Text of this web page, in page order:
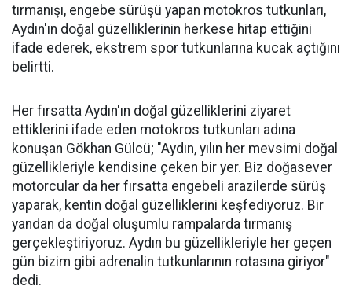
tırmanışı, engebe sürüşü yapan motokros tutkunları,
Aydın'ın doğal güzelliklerinin herkese hitap ettiğini
ifade ederek, ekstrem spor tutkunlarına kucak açtığını
belirtti.
Her fırsatta Aydın'ın doğal güzelliklerini ziyaret
ettiklerini ifade eden motokros tutkunları adına
konuşan Gökhan Gülcü; "Aydın, yılın her mevsimi doğal
güzellikleriyle kendisine çeken bir yer. Biz doğasever
motorcular da her fırsatta engebeli arazilerde sürüş
yaparak, kentin doğal güzelliklerini keşfediyoruz. Bir
yandan da doğal oluşumlu rampalarda tırmanış
gerçekleştiriyoruz. Aydın bu güzellikleriyle her geçen
gün bizim gibi adrenalin tutkunlarının rotasına giriyor"
dedi.